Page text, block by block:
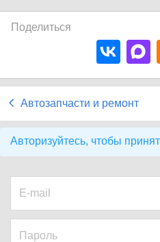
Поделиться
Автозапчасти и ремонт
Авторизуйтесь, чтобы